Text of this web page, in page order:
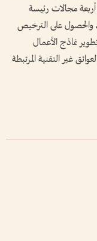
للمخاطر ضمن أربعة مجالات رئيسة
والحصول على الترخيص
نماذج الأعمال
غير التقنية المرتبطة